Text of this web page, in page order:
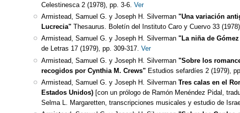
Celestinesca 2 (1978), pp. 3-6. Ver
Armistead, Samuel G. y Joseph H. Silverman "Una variación
Lucrecia" Thesaurus. Boletín del Instituto Caro y Cuervo 33
Armistead, Samuel G. y Joseph H. Silverman "La niña de
de Letras 17 (1979), pp. 309-317. Ver
Armistead, Samuel G. y Joseph H. Silverman "Sobre los
recogidos por Cynthia M. Crews" Estudios sefardíes 2 (1979),
Armistead, Samuel G. y Joseph H. Silverman Tres calas en el
Estados Unidos) [con un prólogo de Ramón Menéndez Pidal,
Selma L. Margaretten, transcripciones musicales y estudio de